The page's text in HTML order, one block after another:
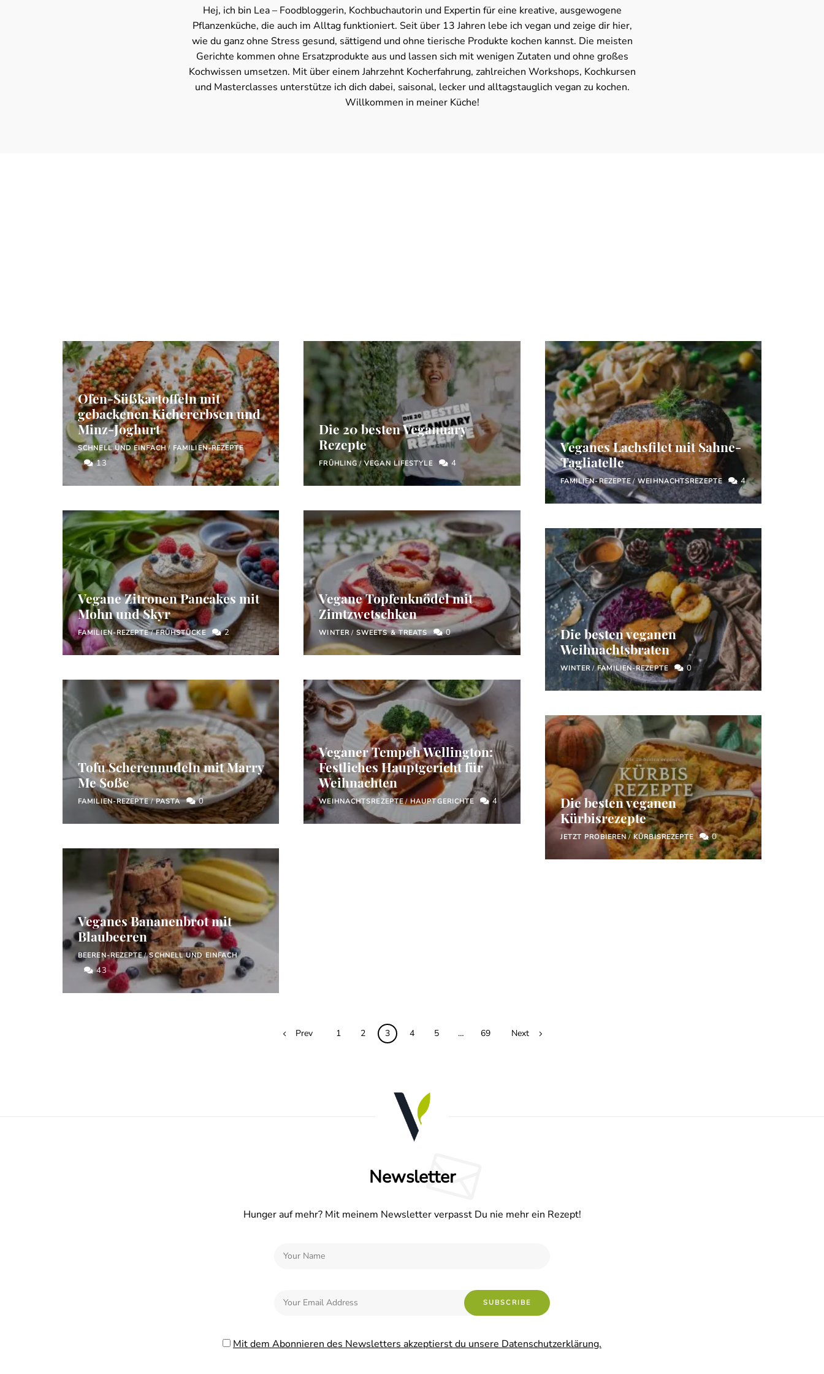
Hej, ich bin Lea – Foodbloggerin, Kochbuchautorin und Expertin für eine kreative, ausgewogene
Pflanzenküche, die auch im Alltag funktioniert. Seit über 13 Jahren lebe ich vegan und zeige dir hier,
wie du ganz ohne Stress gesund, sättigend und ohne tierische Produkte kochen kannst. Die meisten
Gerichte kommen ohne Ersatzprodukte aus und lassen sich mit wenigen Zutaten und ohne großes
Kochwissen umsetzen. Mit über einem Jahrzehnt Kocherfahrung, zahlreichen Workshops, Kochkursen
und Masterclasses unterstütze ich dich dabei, saisonal, lecker und alltagstauglich vegan zu kochen.
Willkommen in meiner Küche!
Ofen-Süßkartoffeln mit
gebackenen Kichererbsen und
Minz-Joghurt
SCHNELL UND EINFACH/ FAMILIEN-REZEPTE
13
Vegane Zitronen Pancakes mit
Mohn und Skyr
FAMILIEN-REZEPTE/FRÜHSTÜCKE 2
Tofu Scherennudeln mit Marry
Me Soße
FAMILIEN-REZEPTE/PASTA 0
Veganes Bananenbrot mit
Blaubeeren
BEEREN-REZEPTE/SCHNELL UND EINFACH
43
Die 20 besten Veganuary
Rezepte
FRÜHLING/VEGAN LIFESTYLE 4
Vegane Topfenknödel mit
Zimtzwetschken
WINTER/ SWEETS & TREATS 0
Veganer Tempeh Wellington:
Festliches Hauptgericht für
Weihnachten
WEIHNACHTSREZEPTE/HAUPTGERICHTE 4
Veganes Lachsfilet mit Sahne-
Tagliatelle
FAMILIEN-REZEPTE/WEIHNACHTSREZEPTE 4
Die besten veganen
Weihnachtsbraten
WINTER /FAMILIEN-REZEPTE 0
Die besten veganen
Kürbisrezepte
JETZT PROBIEREN/KÜRBISREZEPTE 0
Prev 1 2 3 4 5 … 69 Next
Newsletter
Hunger auf mehr? Mit meinem Newsletter verpasst Du nie mehr ein Rezept!
Mit dem Abonnieren des Newsletters akzeptierst du unsere Datenschutzerklärung.